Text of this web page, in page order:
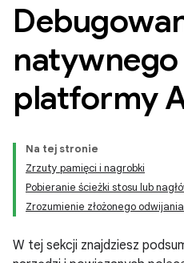
platformy
Na tej stronie
Zrzuty pamięci i nagrobki
Pobieranie ścieżki stosu lub
Zrozumienie złożonego odwijania
W tej sekcji znajdziesz